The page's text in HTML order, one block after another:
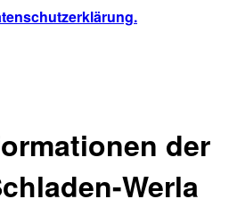
der
Werla